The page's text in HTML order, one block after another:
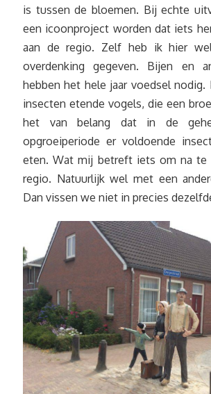
is tussen de bloemen. Bij echte
een icoonproject worden dat iets
aan de regio. Zelf heb ik hier
overdenking gegeven. Bijen en
hebben het hele jaar voedsel nodig.
insecten etende vogels, die een
het van belang dat in de
opgroeiperiode er voldoende
eten. Wat mij betreft iets om na te
regio. Natuurlijk wel met een
Dan vissen we niet in precies